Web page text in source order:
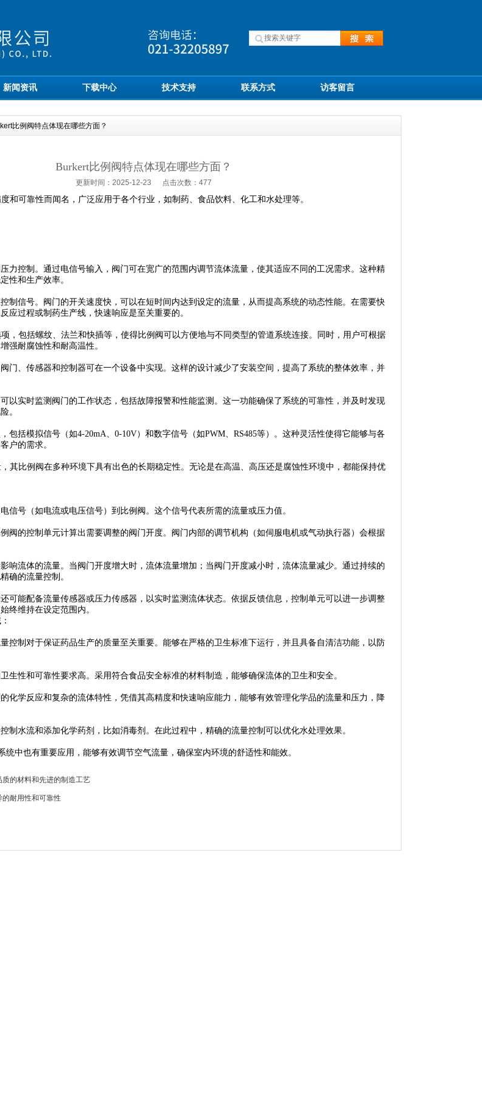
新闻资讯 下载中心 技术支持 联系方式 访客留言
比例阀特点体现在哪些方面？
Burkert比例阀特点体现在哪些方面？
更新时间：2025-12-23 点击次数：477
可靠性而闻名，广泛应用于各个行业，如制药、食品饮料、化工和水处理等。
控制。通过电信号输入，阀门可在宽广的范围内调节流体流量，使其适应不同的工况需求。这种精
性和生产效率。
信号。阀门的开关速度快，可以在短时间内达到设定的流量，从而提高系统的动态性能。在需要快
应过程或制药生产线，快速响应是至关重要的。
包括螺纹、法兰和快插等，使得比例阀可以方便地与不同类型的管道系统连接。同时，用户可根据
强耐腐蚀性和耐高温性。
、传感器和控制器可在一个设备中实现。这样的设计减少了安装空间，提高了系统的整体效率，并
实时监测阀门的工作状态，包括故障报警和性能监测。这一功能确保了系统的可靠性，并及时发现
。
括模拟信号（如4-20mA、0-10V）和数字信号（如PWM、RS485等）。这种灵活性使得它能够与各
户的需求。
比例阀在多种环境下具有出色的长期稳定性。无论是在高温、高压还是腐蚀性环境中，都能保持优
号（如电流或电压信号）到比例阀。这个信号代表所需的流量或压力值。
的控制单元计算出需要调整的阀门开度。阀门内部的调节机构（如伺服电机或气动执行器）会根据
流体的流量。当阀门开度增大时，流体流量增加；当阀门开度减小时，流体流量减少。通过持续的
确的流量控制。
能配备流量传感器或压力传感器，以实时监测流体状态。依据反馈信息，控制单元可以进一步调整
终维持在设定范围内。
制对于保证药品生产的质量至关重要。能够在严格的卫生标准下运行，并且具备自清洁功能，以防
性和可靠性要求高。采用符合食品安全标准的材料制造，能够确保流体的卫生和安全。
学反应和复杂的流体特性，凭借其高精度和快速响应能力，能够有效管理化学品的流量和压力，降
水流和添加化学药剂，比如消毒剂。在此过程中，精确的流量控制可以优化水处理效果。
中也有重要应用，能够有效调节空气流量，确保室内环境的舒适性和能效。
的材料和先进的制造工艺
耐用性和可靠性